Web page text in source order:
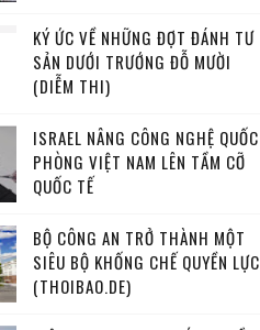
KÝ ỨC VỀ NHỮNG ĐỢT ĐÁNH TƯ
SẢN DƯỚI TRƯỚNG ĐỖ MƯỜI
(DIỄM THI)
ISRAEL NÂNG CÔNG NGHỆ QUỐC
PHÒNG VIỆT NAM LÊN TẦM CỠ
QUỐC TẾ
BỘ CÔNG AN TRỞ THÀNH MỘT
SIÊU BỘ KHỐNG CHẾ QUYỀN LỰC
(THOIBAO.DE)